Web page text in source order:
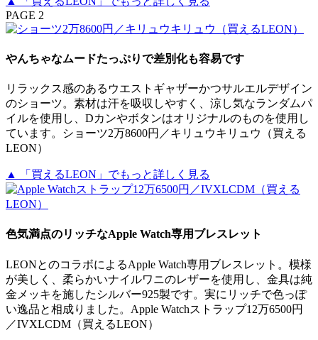
PAGE 2
やんちゃなムードたっぷりで差別化も容易です
リラックス感のあるウエストギャザーかつサルエルデザイン
のショーツ。素材は汗を吸収しやすく、涼し気なランダムパ
イルを使用し、Dカンやボタンはオリジナルのものを使用し
ています。ショーツ2万8600円／キリュウキリュウ（買える
LEON）
▲ 「買えるLEON」でもっと詳しく見る
色気満点のリッチなApple Watch専用ブレスレット
LEONとのコラボによるApple Watch専用ブレスレット。模様
が美しく、柔らかいナイルワニのレザーを使用し、金具は純
金メッキを施したシルバー925製です。実にリッチで色っぽ
い逸品と相成りました。Apple Watchストラップ12万6500円
／IVXLCDM（買えるLEON）